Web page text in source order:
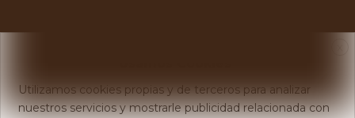
Utilizamos cookies propias y de terceros para analizar
nuestros servicios y mostrarle publicidad relacionada con